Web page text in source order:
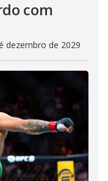
com
dezembro de 2029